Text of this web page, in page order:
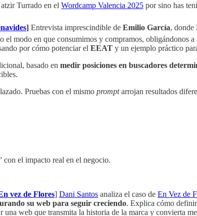
Turrado en el Wordcamp Valencia 2025 por sino has
] Entrevista imprescindible de Emilio García, donde
en que consumimos y compramos, obligándonos a
por cómo potenciar el EEAT y un ejemplo práctico
basado en medir posiciones en buscadores
Pruebas con el mismo promptarrojan resultados
con el impacto real en el negocio.
vez de Flores] Dani Santos analiza el caso de En Vez de
su web para seguir creciendo. Explica cómo
web que transmita la historia de la marca y convierta